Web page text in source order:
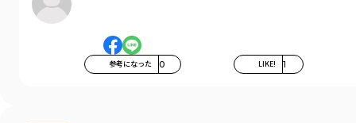
参考になった 0 LIKE! 1
ブランド
アウトレット
パジャマ・ルームウェア
／ホワイト